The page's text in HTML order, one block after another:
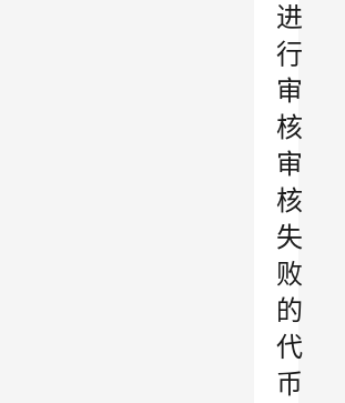
进
行
审
核
审
核
失
败
的
代
币